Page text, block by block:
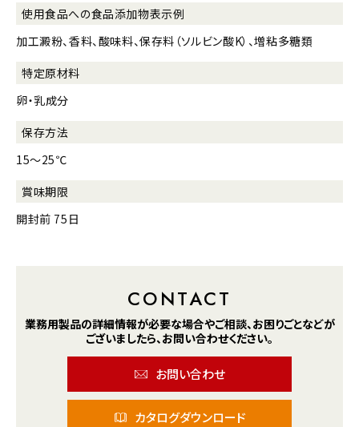
使用食品への食品添加物表示例
加工澱粉、香料、酸味料、保存料（ソルビン酸K）、増粘多糖類
特定原材料
卵・乳成分
保存方法
15～25℃
賞味期限
開封前 75日
CONTACT
業務用製品の詳細情報が必要な場合やご相談、お困りごとなどが
ございましたら、お問い合わせください。
お問い合わせ
カタログダウンロード